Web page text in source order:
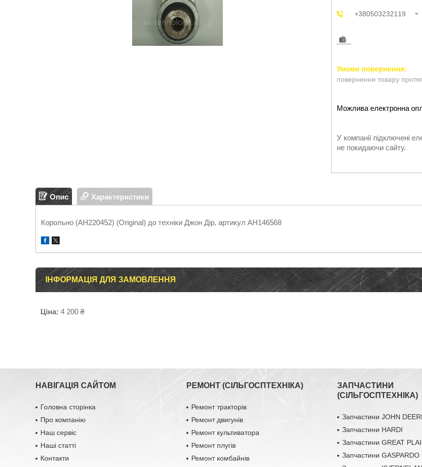
+380503232119
повернення товару
У компанії підключені
не покидаючи сайту.
Опис Характеристики
Корольно (AH220452) (Original) до техніки Джон Дір, артикул AH146568
ІНФОРМАЦІЯ ДЛЯ ЗАМОВЛЕННЯ
Ціна: 4 200 ₴
НАВІГАЦІЯ САЙТОМ
Головна сторінка
Про компанію
Наш сервіс
Наші статті
Контакти
РЕМОНТ (СІЛЬГОСПТЕХНІКА)
Ремонт тракторів
Ремонт двигунів
Ремонт культиватора
Ремонт плугів
Ремонт комбайнів
ЗАПЧАСТИНИ
(СІЛЬГОСПТЕХНІКА)
Запчастини JOHN
Запчастини HARDI
Запчастини GREAT
Запчастини GASPARDO